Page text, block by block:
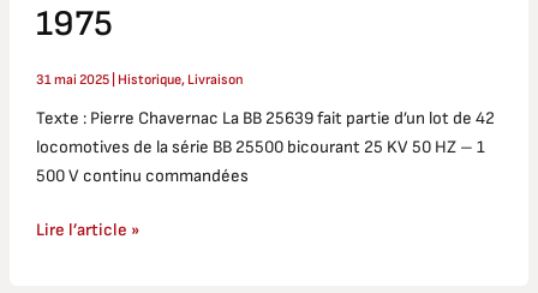
1975
31 mai 2025 Historique, Livraison
Texte : Pierre Chavernac La BB 25639 fait partie d’un lot de 42
locomotives de la série BB 25500 bicourant 25 KV 50 HZ – 1
500 V continu commandées
Lire l’article »